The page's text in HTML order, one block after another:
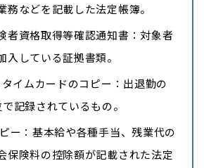
務などを記載した法定帳簿。
者資格取得等確認通知書：対象者
入している証拠書類。
イムカードのコピー：出退勤の
記録されているもの。
ー：基本給や各種手当、残業代の
保険料の控除額が記載された法定